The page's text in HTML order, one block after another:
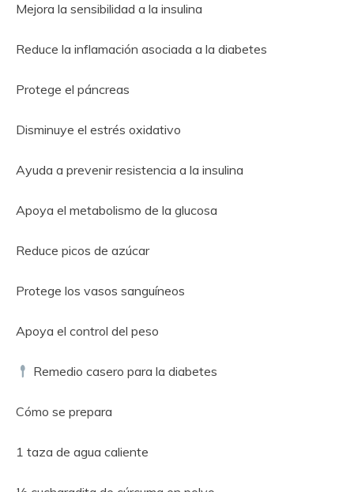
Mejora la sensibilidad a la insulina
Reduce la inflamación asociada a la diabetes
Protege el páncreas
Disminuye el estrés oxidativo
Ayuda a prevenir resistencia a la insulina
Apoya el metabolismo de la glucosa
Reduce picos de azúcar
Protege los vasos sanguíneos
Apoya el control del peso
Remedio casero para la diabetes
Cómo se prepara
1 taza de agua caliente